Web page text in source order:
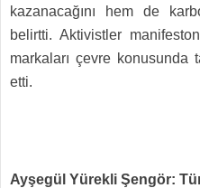
kazanacağını hem de
belirtti. Aktivistler
markaları çevre konusunda
etti.
Ayşegül Yürekli Şengör: